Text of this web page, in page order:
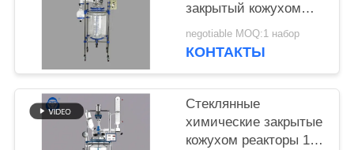
закрытый кожухом
стеклянный чайник
реакции с
negotiable MOQ:1 набор
КОНТАКТЫ
Стеклянные
химические закрытые
кожухом реакторы 1Л